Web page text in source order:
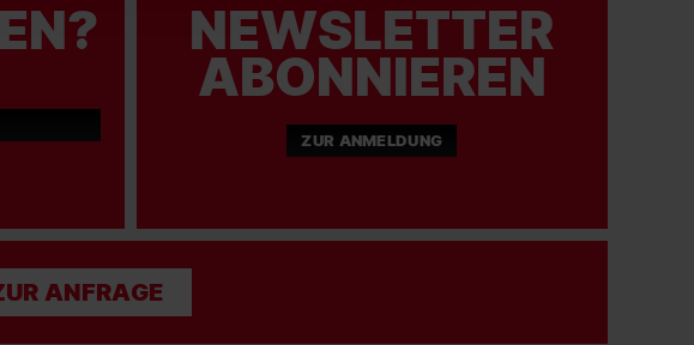
NEWSLETTER
ABONNIEREN
ZUR ANMELDUNG
ANFRAGE